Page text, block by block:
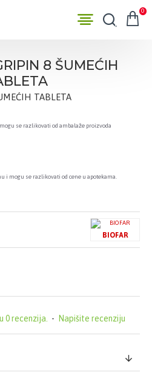
0
8 ŠUMEĆIH
se razlikovati od ambalaže proizvoda
i mogu se razlikovati od cene u apotekama.
0 recenzija. - Napišite recenziju
BIOFAR